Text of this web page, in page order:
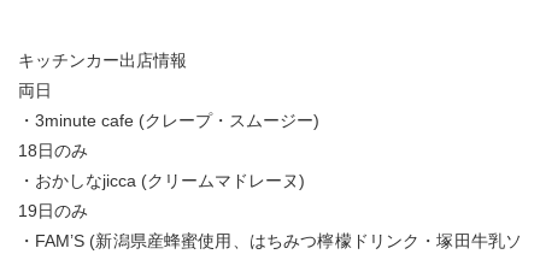
キッチンカー出店情報
両日
・3minute cafe (クレープ・スムージー)
18日のみ
・おかしなjicca (クリームマドレーヌ)
19日のみ
・FAM’S (新潟県産蜂蜜使用、はちみつ檸檬ドリンク・塚田牛乳ソ